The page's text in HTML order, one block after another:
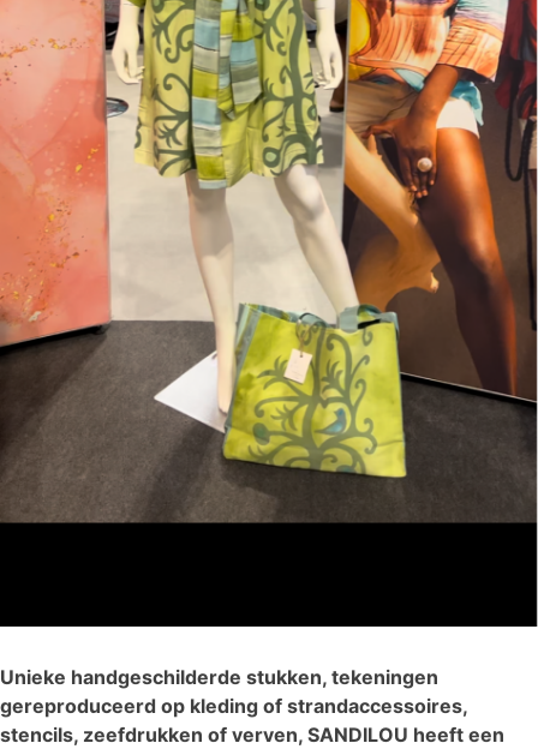
Unieke handgeschilderde stukken, tekeningen
gereproduceerd op kleding of strandaccessoires,
stencils, zeefdrukken of verven, SANDILOU heeft een